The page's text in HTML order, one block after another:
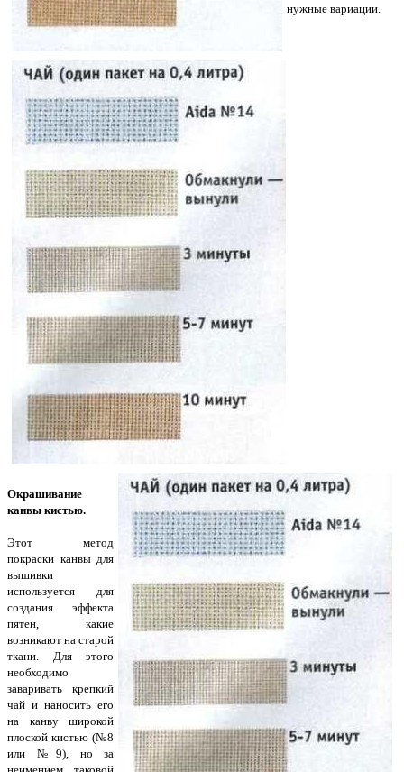
нужные вариации.
Окрашивание
канвы кистью.
Этот метод
покраски канвы для
вышивки
используется для
создания эффекта
пятен, какие
возникают на старой
ткани. Для этого
необходимо
заваривать крепкий
чай и наносить его
на канву широкой
плоской кистью (№8
или №9), но за